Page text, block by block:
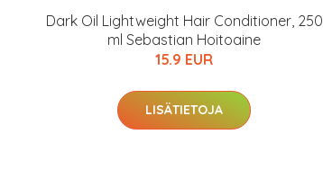
Dark Oil Lightweight Hair Conditioner, 250
ml Sebastian Hoitoaine
15.9 EUR
LISÄTIETOJA